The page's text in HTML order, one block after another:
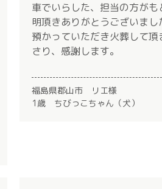
車でいらした、担当の方が
明頂きありがとうございまし
預かっていただき火葬して
さり、感謝します。
福島県郡山市 リエ様
1歳 ちびっこちゃん（犬）